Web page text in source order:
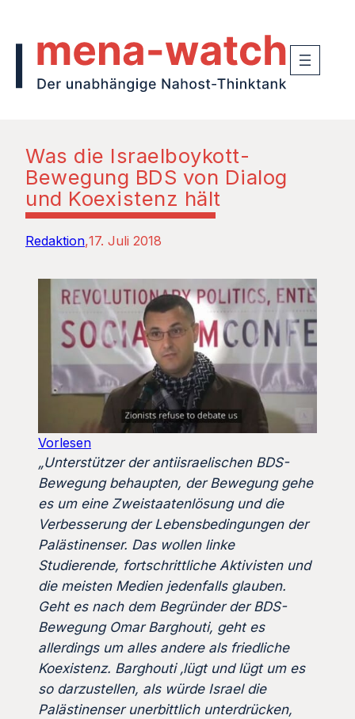
Was die Israelboykott-
Bewegung BDS von Dialog
und Koexistenz hält
Redaktion 17. Juli 2018
Vorlesen
„Unterstützer der antiisraelischen BDS-
Bewegung behaupten, der Bewegung gehe
es um eine Zweistaatenlösung und die
Verbesserung der Lebensbedingungen der
Palästinenser. Das wollen linke
Studierende, fortschrittliche Aktivisten und
die meisten Medien jedenfalls glauben.
Geht es nach dem Begründer der BDS-
Bewegung Omar Barghouti, geht es
allerdings um alles andere als friedliche
Koexistenz. Barghouti ‚lügt und lügt um es
so darzustellen, als würde Israel die
Palästinenser unerbittlich unterdrücken,